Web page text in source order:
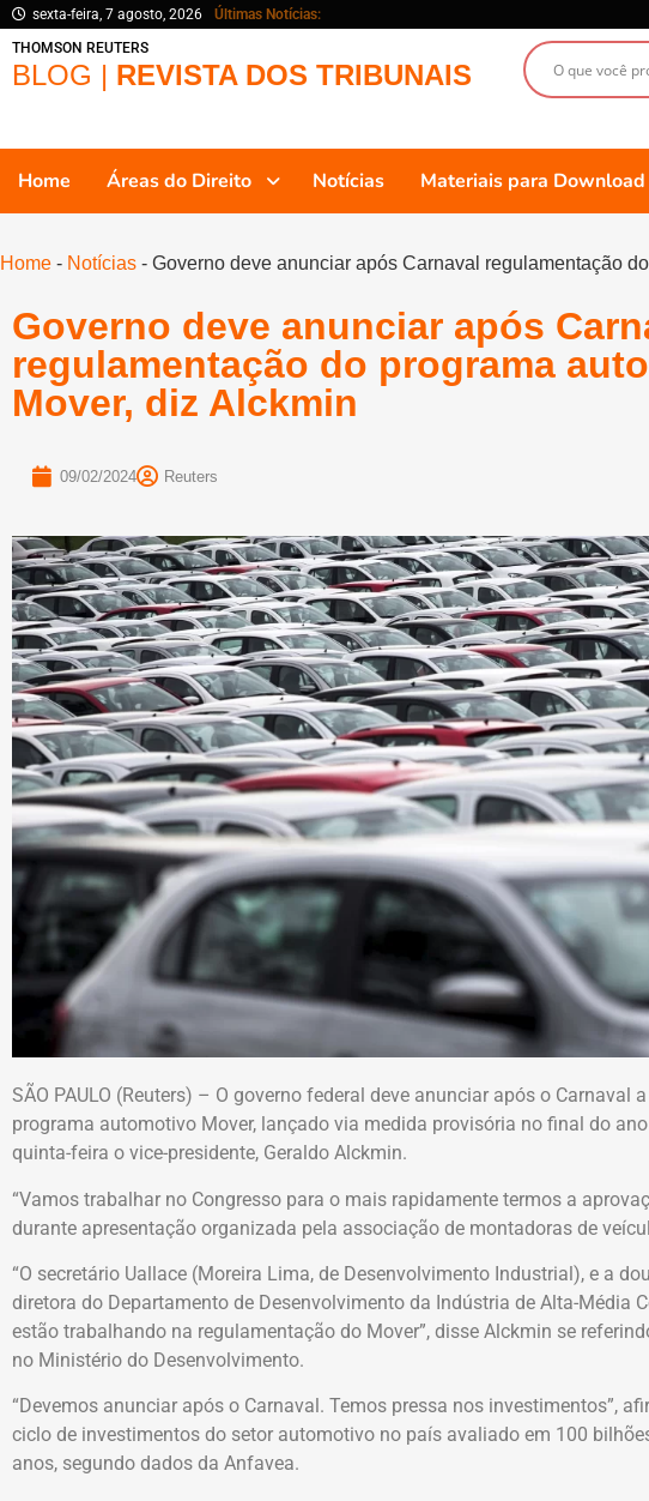
sexta-feira, 7 agosto, 2026
Últimas Notícias:
THOMSON REUTERS
BLOG | REVISTA DOS TRIBUNAIS
Home Áreas do Direito Notícias Materiais para Download
Home - Notícias - Governo deve anunciar após Carnaval regulamentação
Governo deve anunciar após
regulamentação do programa
Mover, diz Alckmin
09/02/2024 Reuters
SÃO PAULO (Reuters) – O governo federal deve anunciar após o Carnaval
programa automotivo Mover, lançado via medida provisória no final do
quinta-feira o vice-presidente, Geraldo Alckmin.
“Vamos trabalhar no Congresso para o mais rapidamente termos a
durante apresentação organizada pela associação de montadoras de
“O secretário Uallace (Moreira Lima, de Desenvolvimento Industrial), e a
diretora do Departamento de Desenvolvimento da Indústria de Alta-Média
estão trabalhando na regulamentação do Mover”, disse Alckmin se
no Ministério do Desenvolvimento.
“Devemos anunciar após o Carnaval. Temos pressa nos investimentos”,
ciclo de investimentos do setor automotivo no país avaliado em 100
anos, segundo dados da Anfavea.